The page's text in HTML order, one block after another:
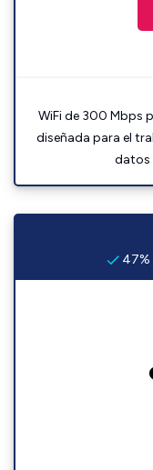
WiFi de 300 Mbps
diseñada para el
datos
47%